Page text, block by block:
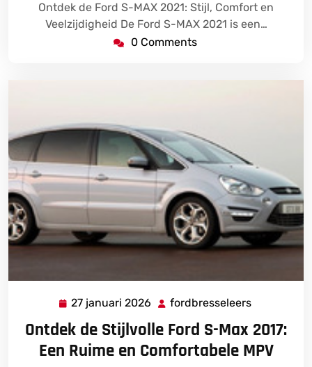
Ontdek de Ford S-MAX 2021: Stijl, Comfort en
Veelzijdigheid De Ford S-MAX 2021 is een…
0 Comments
27 januari 2026 27
januari
2026
fordbresseleers
Ontdek de Stijlvolle Ford S-Max 2017:
Een Ruime en Comfortabele MPV